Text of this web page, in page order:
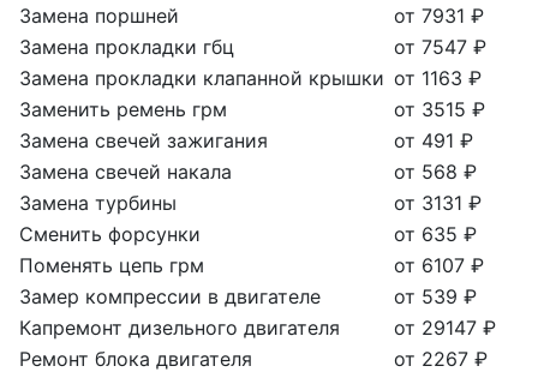
Замена поршней
от 7931 ₽
Замена прокладки гбц
от 7547 ₽
Замена прокладки клапанной крышки от 1163 ₽
Заменить ремень грм
от 3515 ₽
Замена свечей зажигания
от 491 ₽
Замена свечей накала
от 568 ₽
Замена турбины
от 3131 ₽
Сменить форсунки
от 635 ₽
Поменять цепь грм
от 6107 ₽
Замер компрессии в двигателе
от 539 ₽
Капремонт дизельного двигателя
от 29147 ₽
Ремонт блока двигателя
от 2267 ₽